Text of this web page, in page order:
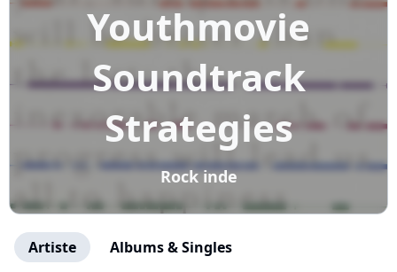
Youthmovie
Soundtrack
Strategies
Rock inde
Artiste Albums & Singles